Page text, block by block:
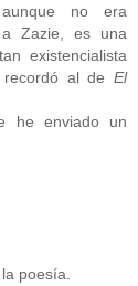
no era
Zazie, es una
existencialista
al de El
he enviado un
poesía.